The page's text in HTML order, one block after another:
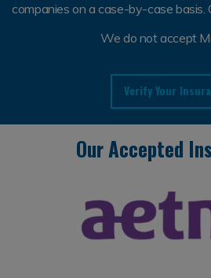
companies on a case-by-case basis.
We do not accept
Verify Your
Our Accepted